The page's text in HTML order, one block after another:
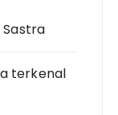
terkenal